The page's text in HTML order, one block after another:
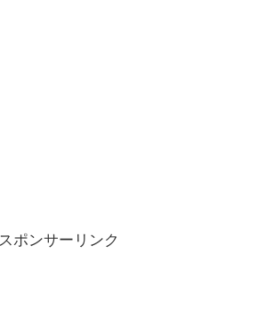
スポンサーリンク